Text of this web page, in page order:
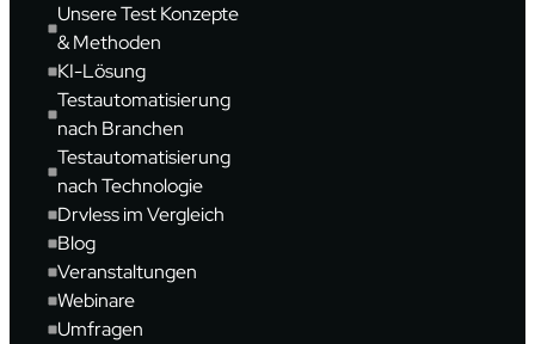
Unsere Test Konzepte
& Methoden
KI-Lösung
Testautomatisierung
nach Branchen
Testautomatisierung
nach Technologie
Drvless im Vergleich
Blog
Veranstaltungen
Webinare
Umfragen